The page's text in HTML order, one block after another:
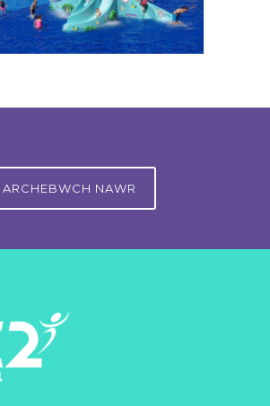
ARCHEBWCH NAWR